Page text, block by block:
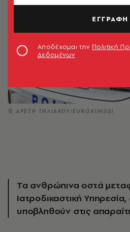
© ΑΡΕΤΗ ΤΗΛΙΑΚΟΥ/EUROKINISSI
Τα ανθρώπινα οστά
Ιατροδικαστική
υποβληθούν στις
ΕΓΓΡΑΦΗ
Αποδέχομαι την Πολιτική
Δεδομένων